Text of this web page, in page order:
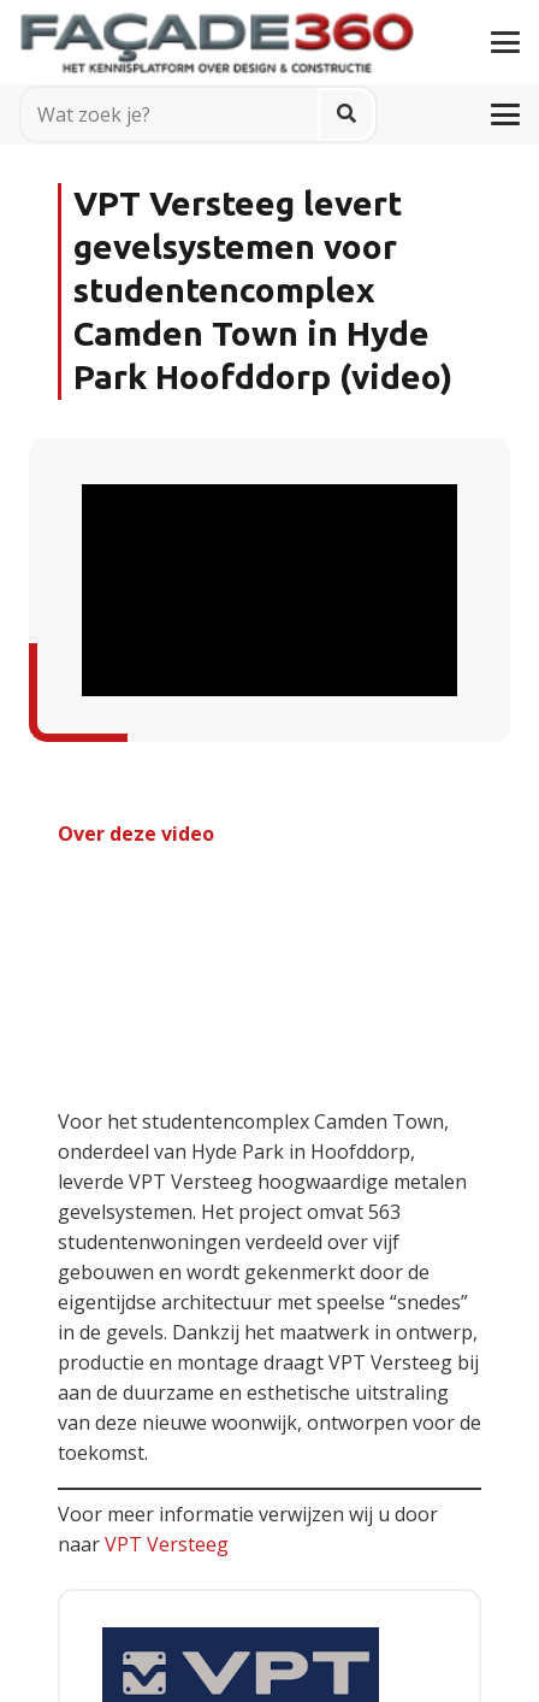
VPT Versteeg levert
gevelsystemen voor
studentencomplex
Camden Town in Hyde
Park Hoofddorp (video)
Over deze video
Voor het studentencomplex Camden Town,
onderdeel van Hyde Park in Hoofddorp,
leverde VPT Versteeg hoogwaardige metalen
gevelsystemen. Het project omvat 563
studentenwoningen verdeeld over vijf
gebouwen en wordt gekenmerkt door de
eigentijdse architectuur met speelse “snedes”
in de gevels. Dankzij het maatwerk in ontwerp,
productie en montage draagt VPT Versteeg bij
aan de duurzame en esthetische uitstraling
van deze nieuwe woonwijk, ontworpen voor de
toekomst.
Voor meer informatie verwijzen wij u door
naarVPT Versteeg